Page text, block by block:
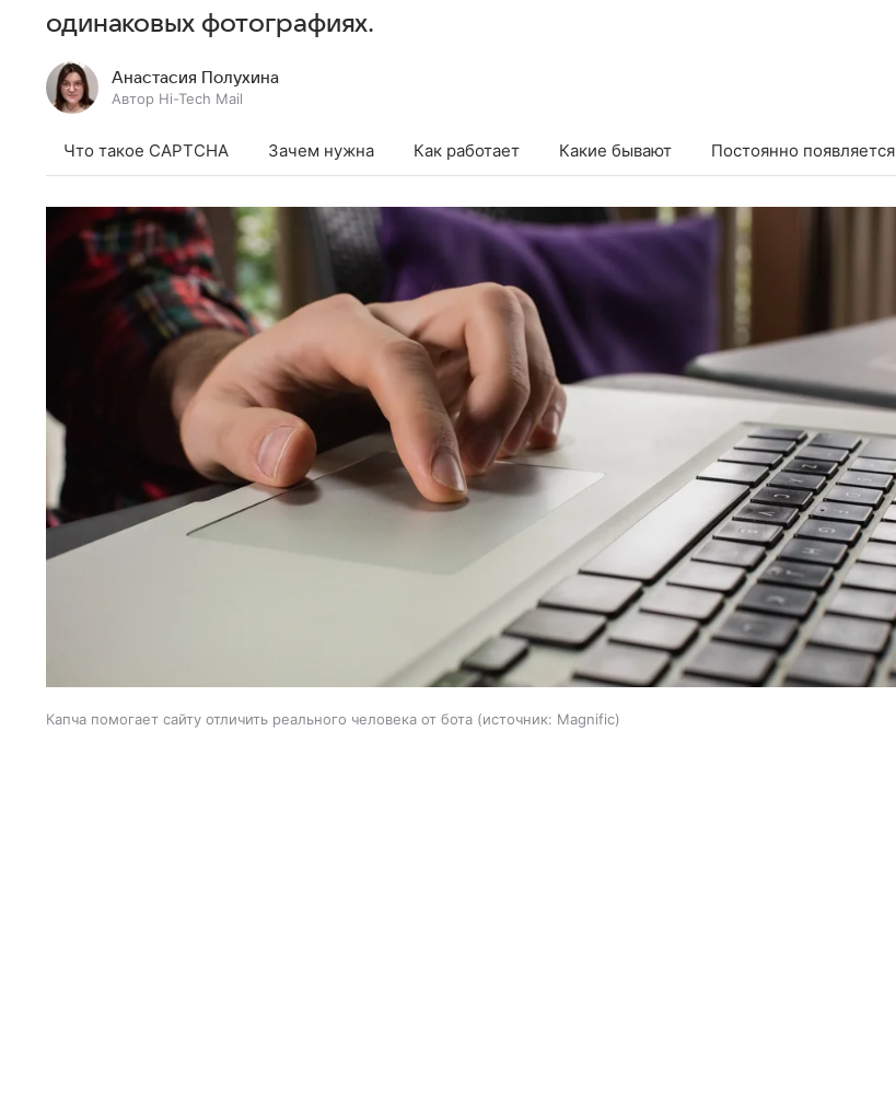
одинаковых фотографиях.
Анастасия Полухина
Автор Hi-Tech Mail
Что такое CAPTCHA Зачем нужна Как работает Какие бывают Постоянно появляется
Капча помогает сайту отличить реального человека от бота источник: Magnific